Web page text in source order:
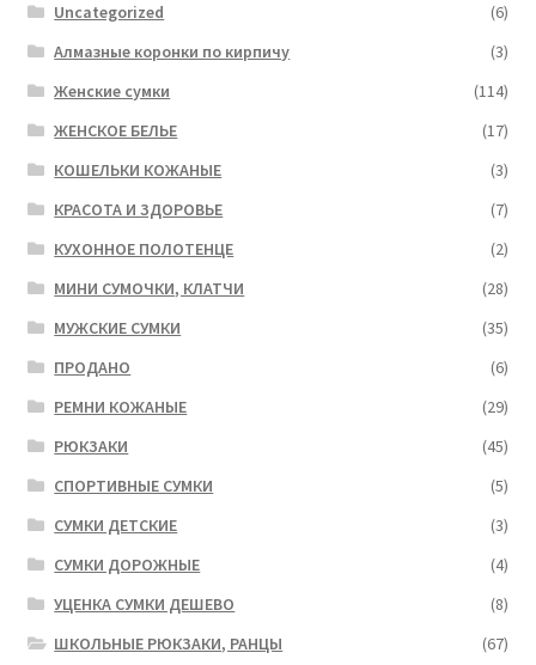
Uncategorized
(6)
Алмазные коронки по кирпичу
(3)
Женские сумки
(114)
ЖЕНСКОЕ БЕЛЬЕ
(17)
КОШЕЛЬКИ КОЖАНЫЕ
(3)
КРАСОТА И ЗДОРОВЬЕ
(7)
КУХОННОЕ ПОЛОТЕНЦЕ
(2)
МИНИ СУМОЧКИ, КЛАТЧИ
(28)
МУЖСКИЕ СУМКИ
(35)
ПРОДАНО
(6)
РЕМНИ КОЖАНЫЕ
(29)
РЮКЗАКИ
(45)
СПОРТИВНЫЕ СУМКИ
(5)
СУМКИ ДЕТСКИЕ
(3)
СУМКИ ДОРОЖНЫЕ
(4)
УЦЕНКА СУМКИ ДЕШЕВО
(8)
ШКОЛЬНЫЕ РЮКЗАКИ, РАНЦЫ
(67)